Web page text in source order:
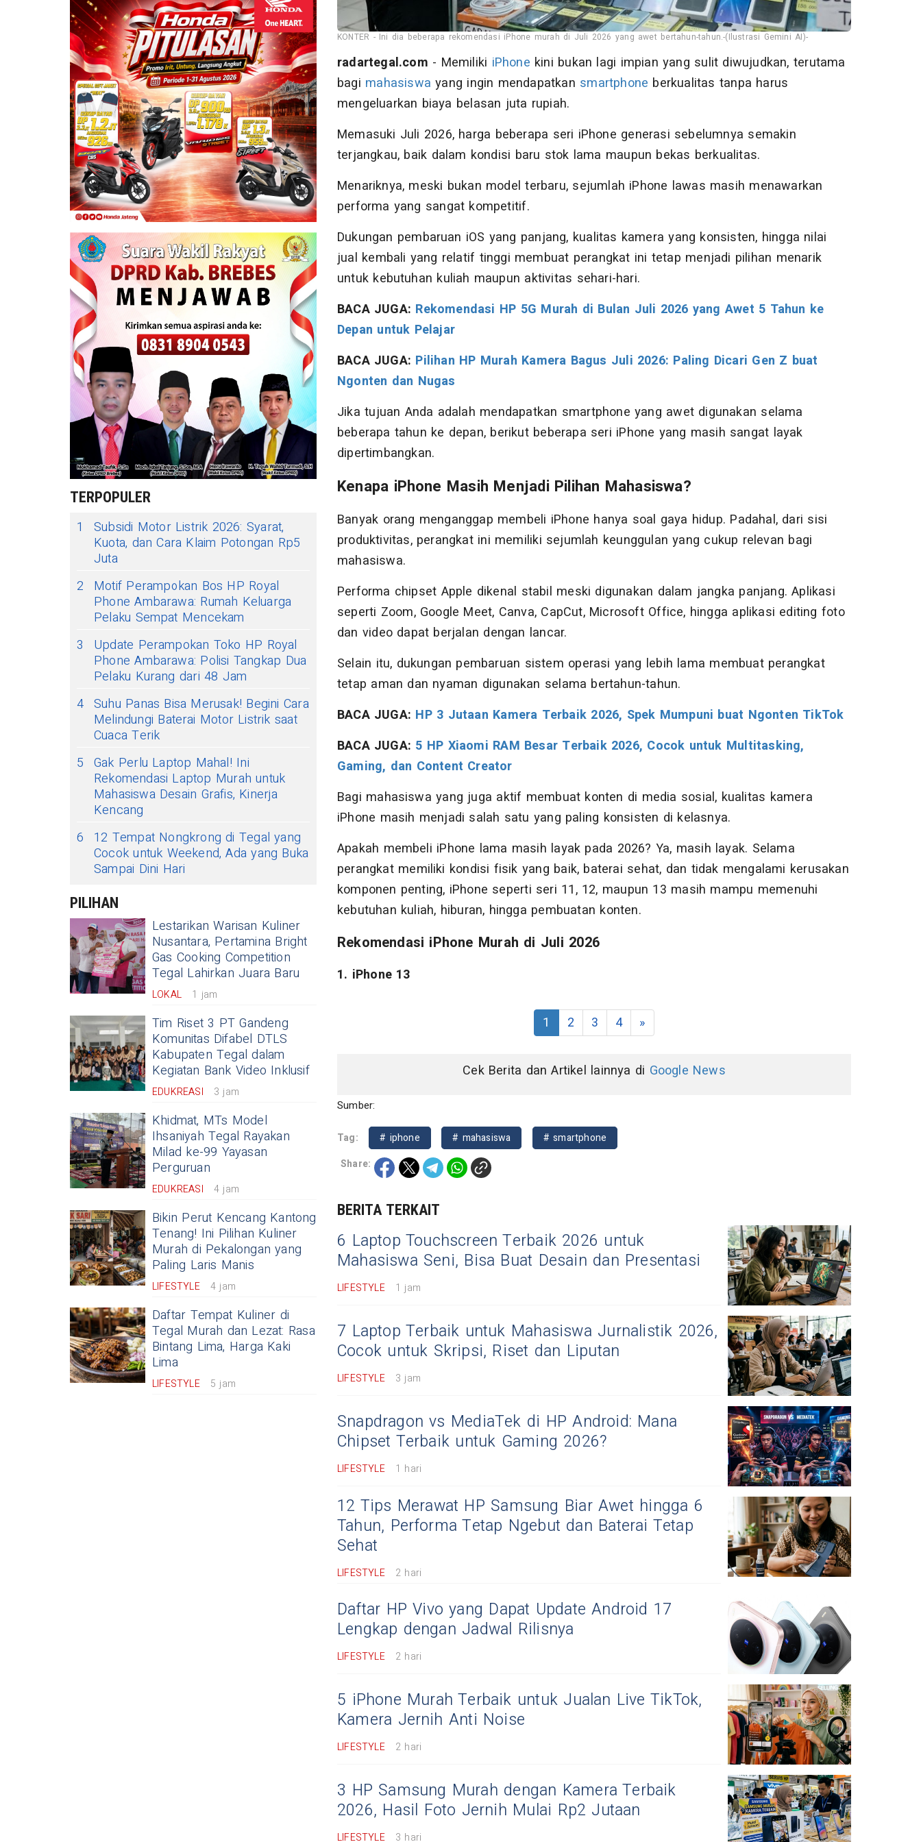
TERPOPULER
1
Subsidi Motor Listrik 2026: Syarat,
Kuota, dan Cara Klaim Potongan Rp5
Juta
2
Motif Perampokan Bos HP Royal
Phone Ambarawa: Rumah Keluarga
Pelaku Sempat Mencekam
3
Update Perampokan Toko HP Royal
Phone Ambarawa: Polisi Tangkap Dua
Pelaku Kurang dari 48 Jam
4 Suhu Panas Bisa Merusak! Begini Cara
Melindungi Baterai Motor Listrik saat
Cuaca Terik
5 Gak Perlu Laptop Mahal! Ini
Rekomendasi Laptop Murah untuk
Mahasiswa Desain Grafis, Kinerja
Kencang
6
12 Tempat Nongkrong di Tegal yang
Cocok untuk Weekend, Ada yang Buka
Sampai Dini Hari
PILIHAN
Lestarikan Warisan Kuliner
Nusantara, Pertamina Bright
Gas Cooking Competition
Tegal Lahirkan Juara Baru
LOKAL 1 jam
Tim Riset 3 PT Gandeng
Komunitas Difabel DTLS
Kabupaten Tegal dalam
Kegiatan Bank Video Inklusif
EDUKREASI 3 jam
Khidmat, MTs Model
Ihsaniyah Tegal Rayakan
Milad ke-99 Yayasan
Perguruan
EDUKREASI 4 jam
Bikin Perut Kencang Kantong
Tenang! Ini Pilihan Kuliner
Murah di Pekalongan yang
Paling Laris Manis
LIFESTYLE 4 jam
Daftar Tempat Kuliner di
Tegal Murah dan Lezat: Rasa
Bintang Lima, Harga Kaki
Lima
LIFESTYLE 5 jam
KONTER - Ini dia beberapa rekomendasi iPhone murah di Juli 2026 yang awet bertahun-tahun.-(Ilustrasi Gemini AI)-
radartegal.com - Memiliki iPhone kini bukan lagi impian yang sulit diwujudkan, terutama
bagi mahasiswa yang ingin mendapatkan smartphone berkualitas tanpa harus
mengeluarkan biaya belasan juta rupiah.
Memasuki Juli 2026, harga beberapa seri iPhone generasi sebelumnya semakin
terjangkau, baik dalam kondisi baru stok lama maupun bekas berkualitas.
Menariknya, meski bukan model terbaru, sejumlah iPhone lawas masih menawarkan
performa yang sangat kompetitif.
Dukungan pembaruan iOS yang panjang, kualitas kamera yang konsisten, hingga nilai
jual kembali yang relatif tinggi membuat perangkat ini tetap menjadi pilihan menarik
untuk kebutuhan kuliah maupun aktivitas sehari-hari.
BACA JUGA: Rekomendasi HP 5G Murah di Bulan Juli 2026 yang Awet 5 Tahun ke
Depan untuk Pelajar
BACA JUGA: Pilihan HP Murah Kamera Bagus Juli 2026: Paling Dicari Gen Z buat
Ngonten dan Nugas
Jika tujuan Anda adalah mendapatkan smartphone yang awet digunakan selama
beberapa tahun ke depan, berikut beberapa seri iPhone yang masih sangat layak
dipertimbangkan.
Kenapa iPhone Masih Menjadi Pilihan Mahasiswa?
Banyak orang menganggap membeli iPhone hanya soal gaya hidup. Padahal, dari sisi
produktivitas, perangkat ini memiliki sejumlah keunggulan yang cukup relevan bagi
mahasiswa.
Performa chipset Apple dikenal stabil meski digunakan dalam jangka panjang. Aplikasi
seperti Zoom, Google Meet, Canva, CapCut, Microsoft Office, hingga aplikasi editing foto
dan video dapat berjalan dengan lancar.
Selain itu, dukungan pembaruan sistem operasi yang lebih lama membuat perangkat
tetap aman dan nyaman digunakan selama bertahun-tahun.
BACA JUGA: HP 3 Jutaan Kamera Terbaik 2026, Spek Mumpuni buat Ngonten TikTok
BACA JUGA: 5 HP Xiaomi RAM Besar Terbaik 2026, Cocok untuk Multitasking,
Gaming, dan Content Creator
Bagi mahasiswa yang juga aktif membuat konten di media sosial, kualitas kamera
iPhone masih menjadi salah satu yang paling konsisten di kelasnya.
Apakah membeli iPhone lama masih layak pada 2026? Ya, masih layak. Selama
perangkat memiliki kondisi fisik yang baik, baterai sehat, dan tidak mengalami kerusakan
komponen penting, iPhone seperti seri 11, 12, maupun 13 masih mampu memenuhi
kebutuhan kuliah, hiburan, hingga pembuatan konten.
Rekomendasi iPhone Murah di Juli 2026
1. iPhone 13
1 2 3 4 »
Cek Berita dan Artikel lainnya di Google News
Sumber:
Tag: # iphone # mahasiswa
# smartphone
Share:
BERITA TERKAIT
6 Laptop Touchscreen Terbaik 2026 untuk
Mahasiswa Seni, Bisa Buat Desain dan Presentasi
LIFESTYLE 1 jam
7 Laptop Terbaik untuk Mahasiswa Jurnalistik 2026,
Cocok untuk Skripsi, Riset dan Liputan
LIFESTYLE 3 jam
Snapdragon vs MediaTek di HP Android: Mana
Chipset Terbaik untuk Gaming 2026?
LIFESTYLE 1 hari
12 Tips Merawat HP Samsung Biar Awet hingga 6
Tahun, Performa Tetap Ngebut dan Baterai Tetap
Sehat
LIFESTYLE 2 hari
Daftar HP Vivo yang Dapat Update Android 17
Lengkap dengan Jadwal Rilisnya
LIFESTYLE 2 hari
5 iPhone Murah Terbaik untuk Jualan Live TikTok,
Kamera Jernih Anti Noise
LIFESTYLE 2 hari
3 HP Samsung Murah dengan Kamera Terbaik
2026, Hasil Foto Jernih Mulai Rp2 Jutaan
LIFESTYLE 3 hari